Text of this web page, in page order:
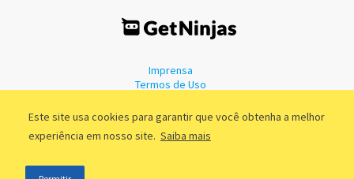
Este site usa cookies para garantir que você obtenha a melhor
experiência em nosso site. Saiba mais
Imprensa
Termos de Uso
©2011 - 2026, GetNinjas LTDA. CNPJ 55.744.877/0001-89 - Rua Dr.